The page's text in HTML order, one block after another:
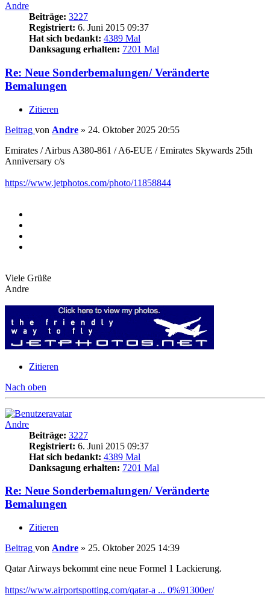
Andre
Beiträge: 3227
Registriert: 6. Juni 2015 09:37
Hat sich bedankt: 4389 Mal
Danksagung erhalten: 7201 Mal
Re: Neue Sonderbemalungen/ Veränderte
Bemalungen
Zitieren
Beitrag von Andre » 24. Oktober 2025 20:55
Emirates / Airbus A380-861 / A6-EUE / Emirates Skywards 25th
Anniversary c/s
https://www.jetphotos.com/photo/11858844
Viele Grüße
Andre
Zitieren
Nach oben
Andre
Beiträge: 3227
Registriert: 6. Juni 2015 09:37
Hat sich bedankt: 4389 Mal
Danksagung erhalten: 7201 Mal
Re: Neue Sonderbemalungen/ Veränderte
Bemalungen
Zitieren
Beitrag von Andre » 25. Oktober 2025 14:39
Qatar Airways bekommt eine neue Formel 1 Lackierung.
https://www.airportspotting.com/qatar-a ... 0%91300er/